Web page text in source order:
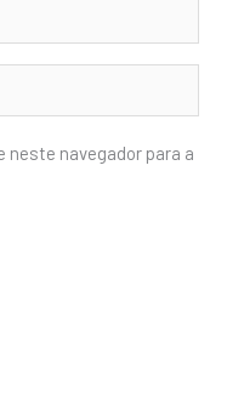
neste navegador para a